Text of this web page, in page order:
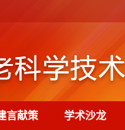
言献策 学术沙龙